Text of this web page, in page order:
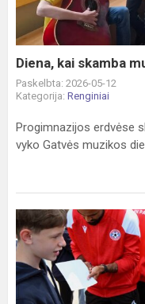
Diena, kai skamba
Paskelbta: 2026-05-12
Kategorija: Renginiai
Progimnazijos erdvėse
vyko Gatvės muzikos
Susitikimas
su
PANEVĖŽYS
komanda